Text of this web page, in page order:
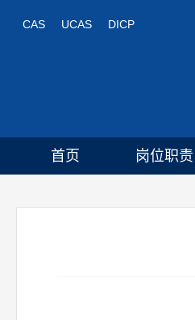
CAS UCAS DICP
首页 岗位职责